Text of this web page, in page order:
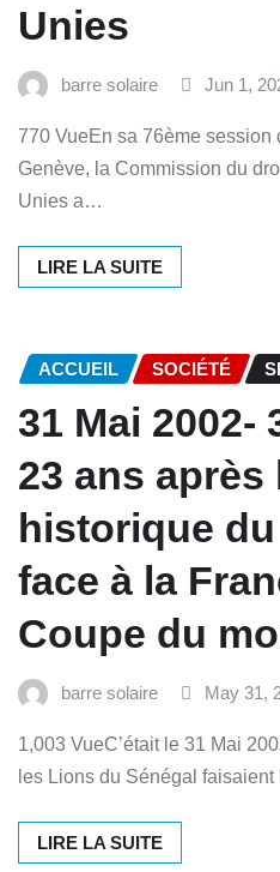
Unies
barre solaire Jun 1,
770 VueEn sa 76ème session
Genève, la Commission du
Unies a…
LIRE LA SUITE
ACCUEIL SOCIÉTÉ
31 Mai 2002-
23 ans
historique
face à la
Coupe du
barre solaire May 31,
1,003 VueC’était le 31 Mai
les Lions du Sénégal
LIRE LA SUITE